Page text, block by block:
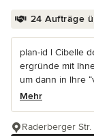
24 Aufträge
plan-id l Cibelle
ergründe mit
um dann in Ihre
Mehr
Raderberger